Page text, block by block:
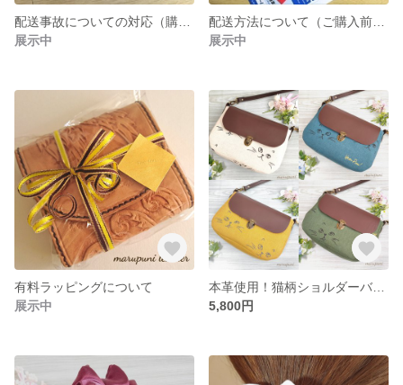
展示中
展示中
有料ラッピングについて
展示中
本革使用！猫柄ショルダーバッグ
5,800円